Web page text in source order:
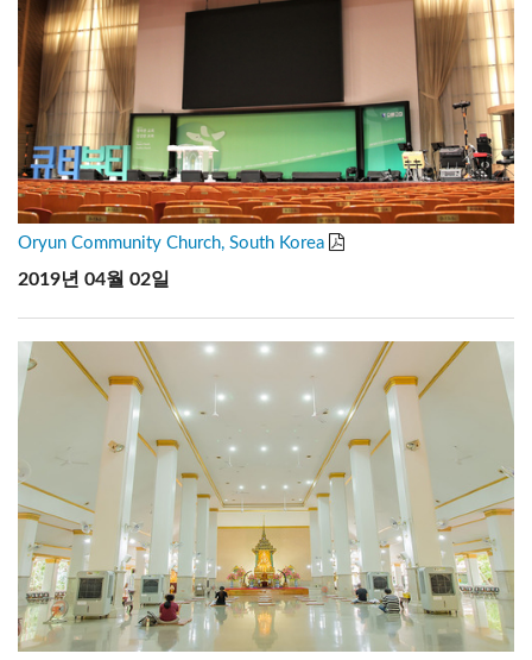
Oryun Community Church, South Korea
2019년 04월 02일